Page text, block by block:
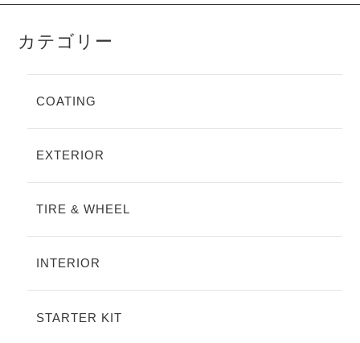
カテゴリー
COATING
EXTERIOR
TIRE & WHEEL
INTERIOR
STARTER KIT